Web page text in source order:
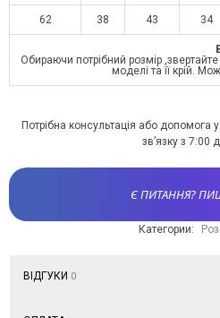
62 38 43 34
Обираючи потрібний розмір
моделі та її крій.
Потрібна консультація або допомога
зв’язку з 7:00
Є ПИТАННЯ?
Категории:
ВІДГУКИ 0